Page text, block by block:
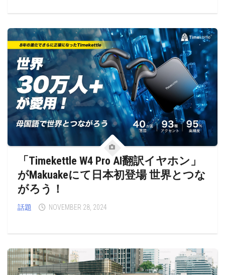
「Timekettle W4 Pro AI翻訳イヤホン」
がMakuakeにて日本初登場 世界とつな
がろう！
話題 NOVEMBER 28, 2024